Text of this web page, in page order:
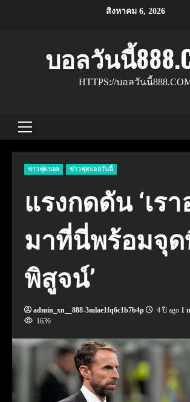
สิงหาคม 6, 2026
บอลวันนี้
HTTPS://บอลวันนี้
Primary
ข่าวฟุตบอล ข่าวฟุตบอลวันนี้
แรงกดดัน ‘เร
มาที่นี่พร้อมจุด
พิสูจน์’
admin_xn__888-3mlae1fq6c1b7b4p 4 ปี ago 1
1636